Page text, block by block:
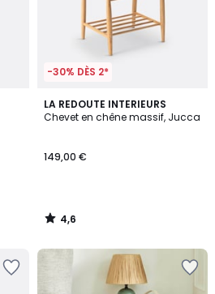
-30% DÈS 2*
LA REDOUTE INTERIEURS
Chevet en chêne massif, Jucca
149,00 €
4,6
/ 5
4,6
/